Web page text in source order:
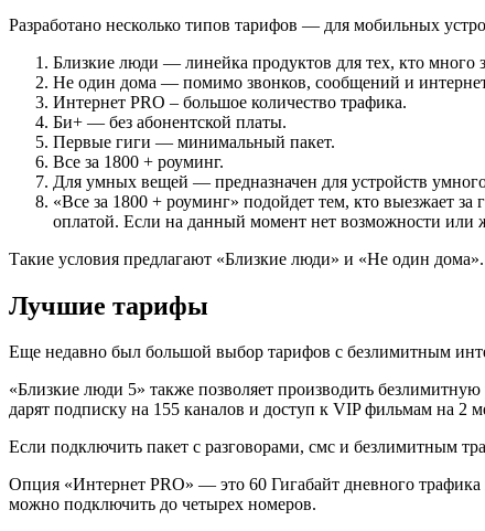
Разработано несколько типов тарифов — для мобильных
Близкие люди — линейка продуктов для тех, кто много
Не один дома — помимо звонков, сообщений и
Интернет PRO – большое количество трафика.
Би+ — без абонентской платы.
Первые гиги — минимальный пакет.
Все за 1800 + роуминг.
Для умных вещей — предназначен для устройств
«Все за 1800 + роуминг» подойдет тем, кто выезжает
оплатой. Если на данный момент нет возможности или
Такие условия предлагают «Близкие люди» и «Не один дома».
Лучшие тарифы
Еще недавно был большой выбор тарифов с безлимитным
«Близкие люди 5» также позволяет производить
дарят подписку на 155 каналов и доступ к VIP фильмам на 2
Если подключить пакет с разговорами, смс и безлимитным
Опция «Интернет PRO» — это 60 Гигабайт дневного
можно подключить до четырех номеров.